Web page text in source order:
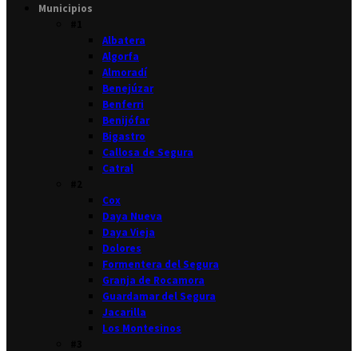
Municipios
Albatera
Algorfa
Almoradí
Benejúzar
Benferri
Benijófar
Bigastro
Callosa de Segura
Catral
Cox
Daya Nueva
Daya Vieja
Dolores
Formentera del Segura
Granja de Rocamora
Guardamar del Segura
Jacarilla
Los Montesinos